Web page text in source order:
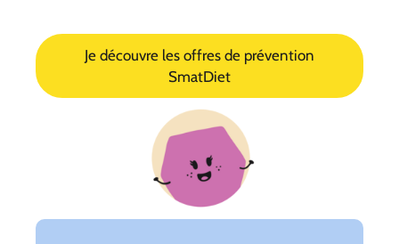
Je découvre les offres de prévention
SmatDiet